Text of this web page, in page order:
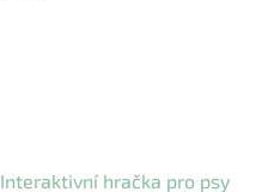
Interaktivní hračka pro psy